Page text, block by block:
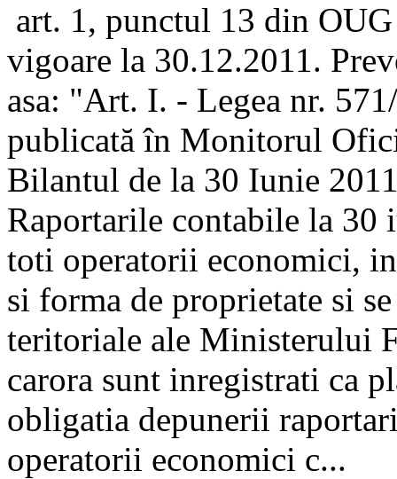
art. 1, punctul 13 din
vigoare la 30.12.2011.
asa: "Art. I. - Legea nr.
publicată în Monitorul
Bilantul de la 30 Iunie
Raportarile contabile la 30
toti operatorii economici,
si forma de proprietate si
teritoriale ale Ministerului
carora sunt inregistrati ca
obligatia depunerii
operatorii economici c...